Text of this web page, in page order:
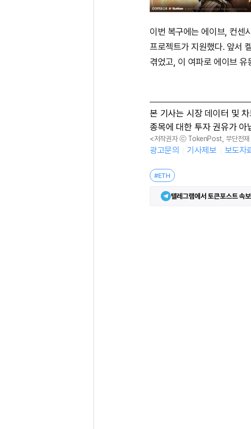
이번 복구에는 에이브, 컨센
프로젝트가 지원했다. 앞서
겪었고, 이 여파로 에이브
본 기사는 시장 데이터 및
종목에 대한 투자 권유가 아
<저작권자 ⓒ TokenPost, 무단전재
광고문의 기사제보 보도자
#ETH
텔레그램에서 토큰포스트 속보